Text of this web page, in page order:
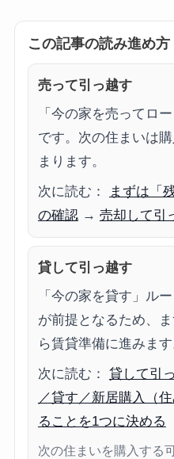
この記事の読み進め方
売って引っ越す
「今の家を売ってロ
です。次の住まいは
まります。
次に読む：
まずは「
の確認→ 売却して引
貸して引っ越す
「今の家を貸す」ル
が前提となるため、
ら賃貸準備に進みます
次に読む： 貸して引
／貸す／新居購入（
ることを1つに決める
次の住まいを購入する